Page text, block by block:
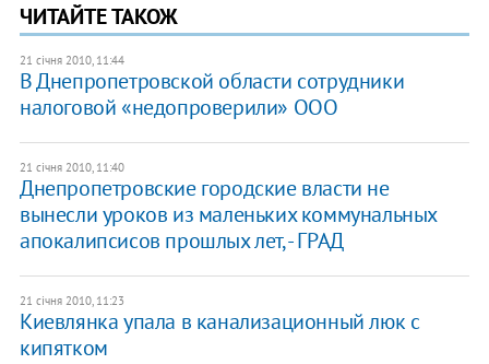
ЧИТАЙТЕ ТАКОЖ
21 січня 2010, 11:44
В Днепропетровской области сотрудники
налоговой «недопроверили» ООО
21 січня 2010, 11:40
Днепропетровские городские власти не
вынесли уроков из маленьких коммунальных
апокалипсисов прошлых лет, - ГРАД
21 січня 2010, 11:23
Киевлянка упала в канализационный люк с
кипятком